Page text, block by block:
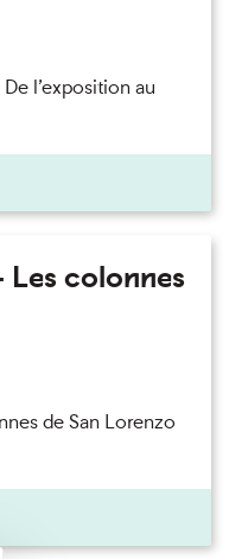
l’exposition au
colonnes
de San Lorenzo